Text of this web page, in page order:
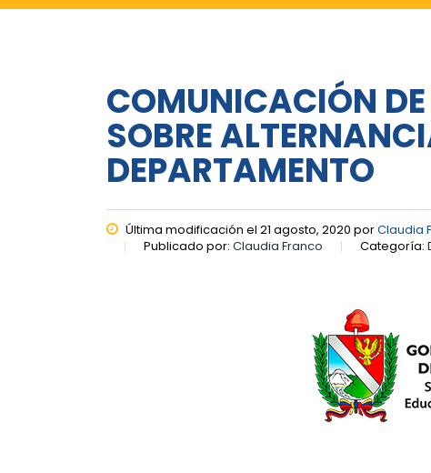
COMUNICACIÓN
SOBRE
DEPARTAMENTO
Última modificación el 21 agosto, 2020 porClaudia
Publicado por: Claudia Franco Categoría: